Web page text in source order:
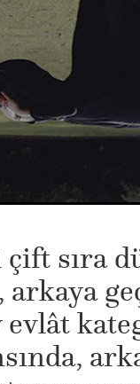
çift sıra
arkaya
evlât